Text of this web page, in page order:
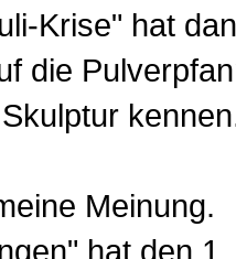
Krise" hat
die
Meinung.
hat den